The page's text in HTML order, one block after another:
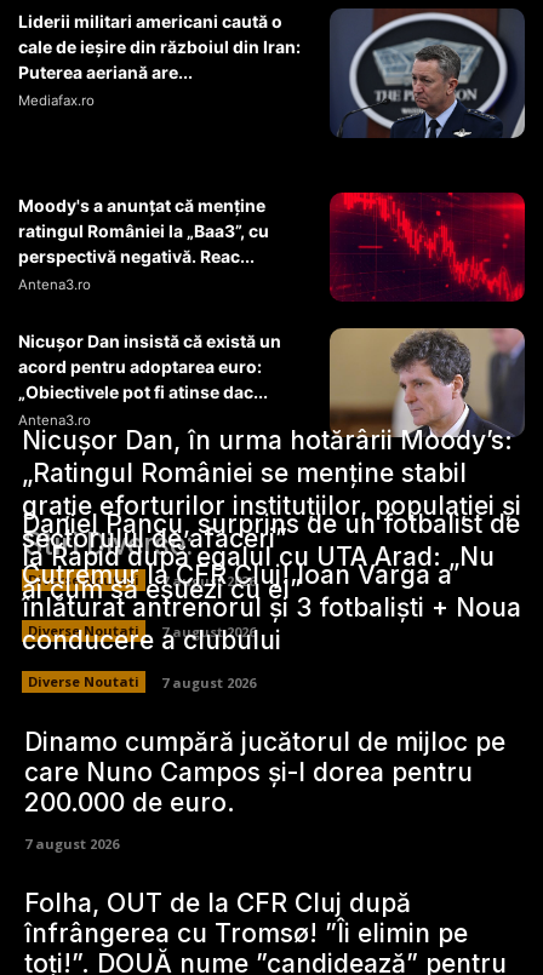
Liderii militari americani caută o
cale de ieșire din războiul din Iran:
Puterea aeriană are...
Mediafax.ro
Moody's a anunțat că menține
ratingul României la „Baa3”, cu
perspectivă negativă. Reac...
Antena3.ro
Nicușor Dan insistă că există un
acord pentru adoptarea euro:
„Obiectivele pot fi atinse dac...
Antena3.ro
Stiri Diverse:
Nicușor Dan, în urma hotărârii Moody’s:
„Ratingul României se menține stabil
grație eforturilor instituțiilor, populației și
sectorului de afaceri”
Diverse Noutati 7 august 2026
Daniel Pancu, surprins de un fotbalist de
la Rapid după egalul cu UTA Arad: „Nu
ai cum să eșuezi cu el”
Diverse Noutati 7 august 2026
Cutremur la CFR Cluj! Ioan Varga a
înlăturat antrenorul și 3 fotbaliști + Noua
conducere a clubului
Diverse Noutati 7 august 2026
Dinamo cumpără jucătorul de mijloc pe
care Nuno Campos și-l dorea pentru
200.000 de euro.
7 august 2026
Folha, OUT de la CFR Cluj după
înfrângerea cu Tromsø! ”Îi elimin pe
toți!”. DOUĂ nume ”candidează” pentru